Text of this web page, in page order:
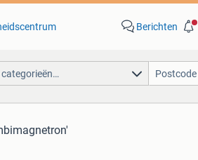
Berichten
categorieën…